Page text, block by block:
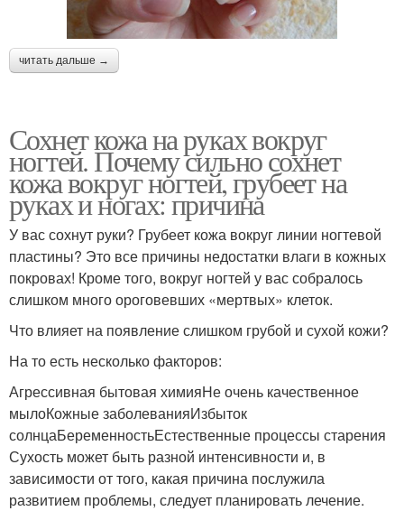
читать дальше →
Сохнет кожа на руках вокруг
ногтей. Почему сильно сохнет
кожа вокруг ногтей, грубеет на
руках и ногах: причина
У вас сохнут руки? Грубеет кожа вокруг линии ногтевой
пластины? Это все причины недостатки влаги в кожных
покровах! Кроме того, вокруг ногтей у вас собралось
слишком много ороговевших «мертвых» клеток.
Что влияет на появление слишком грубой и сухой кожи?
На то есть несколько факторов:
Агрессивная бытовая химияНе очень качественное
мылоКожные заболеванияИзбыток
солнцаБеременностьЕстественные процессы старения
Сухость может быть разной интенсивности и, в
зависимости от того, какая причина послужила
развитием проблемы, следует планировать лечение.